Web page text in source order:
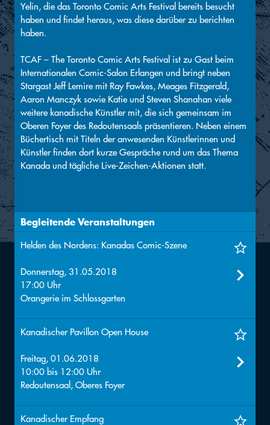
Yelin, die das Toronto Comic Arts Festival bereits besucht
haben und findet heraus, was diese darüber zu berichten
haben.
TCAF – The Toronto Comic Arts Festival ist zu Gast beim
Internationalen Comic-Salon Erlangen und bringt neben
Stargast Jeff Lemire mit Ray Fawkes, Meages Fitzgerald,
Aaron Manczyk sowie Katie und Steven Shanahan viele
weitere kanadische Künstler mit, die sich gemeinsam im
Oberen Foyer des Redoutensaals präsentieren. Neben einem
Büchertisch mit Titeln der anwesenden Künstlerinnen und
Künstler finden dort kurze Gespräche rund um das Thema
Kanada und tägliche Live-Zeichen-Aktionen statt.
Begleitende Veranstaltungen
Helden des Nordens: Kanadas Comic-Szene
Donnerstag, 31.05.2018
17:00 Uhr
Orangerie im Schlossgarten
Kanadischer Pavillon Open House
Freitag, 01.06.2018
10:00 bis 12:00 Uhr
Redoutensaal, Oberes Foyer
Kanadischer Empfang